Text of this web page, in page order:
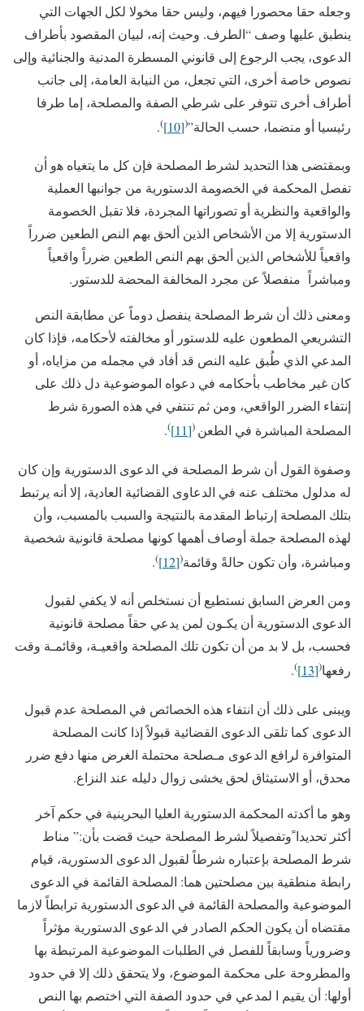
وجعله حقا محصورا فيهم، وليس حقا مخولا لكل الجهات التي
ينطبق عليها وصف “الطرف. وحيث إنه، لبيان المقصود بأطراف
الدعوى، يجب الرجوع إلى قانوني المسطرة المدنية والجنائية وإلى
نصوص خاصة أخرى، التي تجعل، من النيابة العامة، إلى جانب
أطراف أخرى تتوفر على شرطي الصفة والمصلحة، إما طرفا
رئيسيا أو منضما، حسب الحالة”(
[10]
)
.
وبمقتضى هذا التحديد لشرط المصلحة فإن كل ما يتغياه ﻫﻭ ﺃﻥ
تفصل المحكمة ﻓﻲ ﺍﻟﺨﺼﻭﻤﺔ الدستورية من جوانبها العملية
والواقعية والنظرية أو تصوراتها المجردة، ﻓﻼ تقبل الخصومة
الدستورية إلا من الأشخاص الذين ألحق بهم النص الطعين ضرراً
واقعياً للأشخاص الذين ألحق بهم النص الطعين ضرراً واقعياً
ومباشراً منفصلاً عن مجرد المخالفة المحضة للدستور.
ومعنى ذلك أن شرط المصلحة ينفصل دوماً عن مطابقة النص
التشريعي المطعون عليه للدستور أو مخالفته لأحكامه، فإذا كان
المدعي الذي طُبق عليه النص قد أفاد في مجمله من مزاياه، أو
كان غير مخاطب بأحكامه في دعواه الموضوعية دل ذلك على
إنتفاء الضرر الواقعي، ومن ثم تنتفي في هذه الصورة شرط
المصلحة المباشرة في الطعن (
[11]
)
.
وصفوة القول أن شرط المصلحة في الدعوى الدستورية وإن كان
له مدلول مختلف عنه في الدعاوى القضائية العادية، إلا أنه يرتبط
بتلك المصلحة إرتباط المقدمة بالنتيجة والسبب بالمسبب، وأن
لهذه المصلحة جملة أوصاف أهمها كونها مصلحة قانونية شخصية
ومباشرة، وأن تكون حالةً وقائمة(
[12]
)
.
ومن العرض السابق نستطيع أن نستخلص أنه لا يكفي لقبول
الدعوى الدستورية أن يكـون لمن يدعي حقاً مصلحة قانونية
فحسب، بل لا بد من أن تكون تلك المصلحة واقعيـة، وقائمـة وقت
رفعها(
[13]
)
.
ويبنى على ذلك أن انتفاء هذه الخصائص في المصلحة عدم قبول
الدعوى كما تلقى الدعوى القضائية قبولاً إذا كانت المصلحة
المتوافرة لرافع الدعوى مـصلحة محتملة الغرض منها دفع ضرر
محدق، أو الاستيثاق لحق يخشى زوال دليله عند النزاع.
وهو ما أكدته المحكمة الدستورية العليا البحرينية في حكم آخر
أكثر تحديدا ًوتفصيلاً لشرط المصلحة حيث قضت بأن:” مناط
شرط المصلحة بإعتباره شرطاً لقبول الدعوى الدستورية، قيام
رابطة منطقية بين مصلحتين هما: المصلحة القائمة في الدعوى
الموضوعية والمصلحة القائمة في الدعوى الدستورية ترابطاً لازما
مقتضاه أن يكون الحكم الصادر في الدعوى الدستورية مؤثراً
وضرورياً وسابقاً للفصل في الطلبات الموضوعية المرتبطة بها
والمطروحة على محكمة الموضوع، ولا يتحقق ذلك إلا في حدود
أولها: أن يقيم ا لمدعي في حدود الصفة التي اختصم بها النص